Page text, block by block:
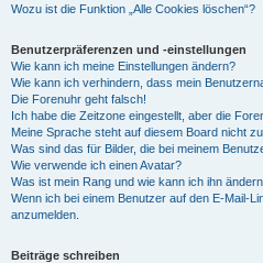
Wozu ist die Funktion „Alle Cookies löschen“?
Benutzerpräferenzen und -einstellungen
Wie kann ich meine Einstellungen ändern?
Wie kann ich verhindern, dass mein
Die Forenuhr geht falsch!
Ich habe die Zeitzone eingestellt, aber die
Meine Sprache steht auf diesem Board nicht
Was sind das für Bilder, die bei meinem
Wie verwende ich einen Avatar?
Was ist mein Rang und wie kann ich ihn
Wenn ich bei einem Benutzer auf den E-Mail-
anzumelden.
Beiträge schreiben